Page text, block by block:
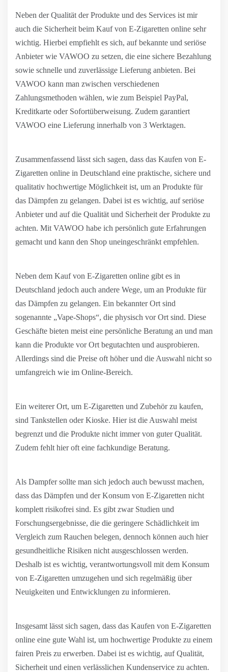
Neben der Qualität der Produkte und des Services ist mir
auch die Sicherheit beim Kauf von E-Zigaretten online sehr
wichtig. Hierbei empfiehlt es sich, auf bekannte und seriöse
Anbieter wie VAWOO zu setzen, die eine sichere Bezahlung
sowie schnelle und zuverlässige Lieferung anbieten. Bei
VAWOO kann man zwischen verschiedenen
Zahlungsmethoden wählen, wie zum Beispiel PayPal,
Kreditkarte oder Sofortüberweisung. Zudem garantiert
VAWOO eine Lieferung innerhalb von 3 Werktagen.
Zusammenfassend lässt sich sagen, dass das Kaufen von E-
Zigaretten online in Deutschland eine praktische, sichere und
qualitativ hochwertige Möglichkeit ist, um an Produkte für
das Dämpfen zu gelangen. Dabei ist es wichtig, auf seriöse
Anbieter und auf die Qualität und Sicherheit der Produkte zu
achten. Mit VAWOO habe ich persönlich gute Erfahrungen
gemacht und kann den Shop uneingeschränkt empfehlen.
Neben dem Kauf von E-Zigaretten online gibt es in
Deutschland jedoch auch andere Wege, um an Produkte für
das Dämpfen zu gelangen. Ein bekannter Ort sind
sogenannte „Vape-Shops“, die physisch vor Ort sind. Diese
Geschäfte bieten meist eine persönliche Beratung an und man
kann die Produkte vor Ort begutachten und ausprobieren.
Allerdings sind die Preise oft höher und die Auswahl nicht so
umfangreich wie im Online-Bereich.
Ein weiterer Ort, um E-Zigaretten und Zubehör zu kaufen,
sind Tankstellen oder Kioske. Hier ist die Auswahl meist
begrenzt und die Produkte nicht immer von guter Qualität.
Zudem fehlt hier oft eine fachkundige Beratung.
Als Dampfer sollte man sich jedoch auch bewusst machen,
dass das Dämpfen und der Konsum von E-Zigaretten nicht
komplett risikofrei sind. Es gibt zwar Studien und
Forschungsergebnisse, die die geringere Schädlichkeit im
Vergleich zum Rauchen belegen, dennoch können auch hier
gesundheitliche Risiken nicht ausgeschlossen werden.
Deshalb ist es wichtig, verantwortungsvoll mit dem Konsum
von E-Zigaretten umzugehen und sich regelmäßig über
Neuigkeiten und Entwicklungen zu informieren.
Insgesamt lässt sich sagen, dass das Kaufen von E-Zigaretten
online eine gute Wahl ist, um hochwertige Produkte zu einem
fairen Preis zu erwerben. Dabei ist es wichtig, auf Qualität,
Sicherheit und einen verlässlichen Kundenservice zu achten.